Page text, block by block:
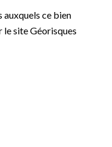
auxquels ce bien
le site Géorisques